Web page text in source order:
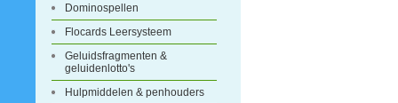
Dominospellen
Flocards Leersysteem
Geluidsfragmenten &
geluidenlotto's
Hulpmiddelen & penhouders